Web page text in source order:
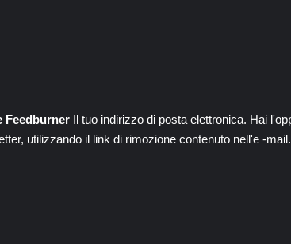
Feedburner Il tuo indirizzo di posta elettronica. Hai
utilizzando il link di rimozione contenuto nell'e -mail.